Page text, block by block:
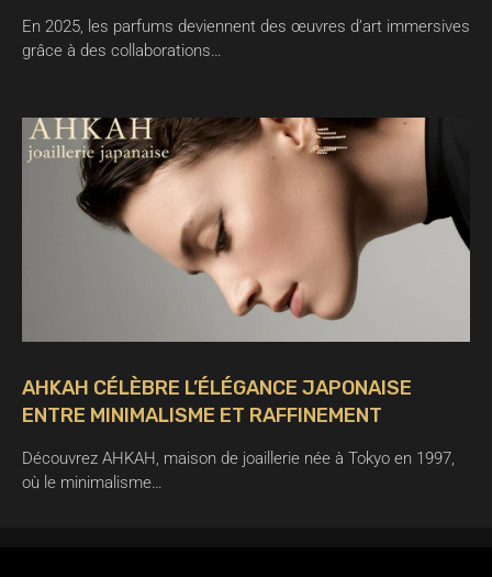
En 2025, les parfums deviennent des œuvres d’art immersives
grâce à des collaborations…
AHKAH CÉLÈBRE L’ÉLÉGANCE JAPONAISE
ENTRE MINIMALISME ET RAFFINEMENT
Découvrez AHKAH, maison de joaillerie née à Tokyo en 1997,
où le minimalisme…